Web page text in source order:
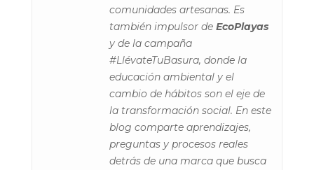
comunidades artesanas. Es
también impulsor de EcoPlayas
y de la campaña
#LlévateTuBasura, donde la
educación ambiental y el
cambio de hábitos son el eje de
la transformación social. En este
blog comparte aprendizajes,
preguntas y procesos reales
detrás de una marca que busca